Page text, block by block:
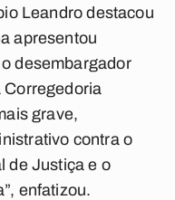
Leandro destacou
apresentou
desembargador
Corregedoria
grave,
contra o
de Justiça e o
enfatizou.